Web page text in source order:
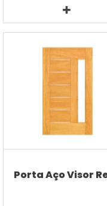
Porta Aço Visor